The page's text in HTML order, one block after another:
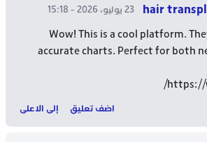
hair 23 يوليو، 2026 - 15:18
Wow! This is a cool platform.
accurate charts. Perfect for both
https://
اضف تعليق إلى الاعلى